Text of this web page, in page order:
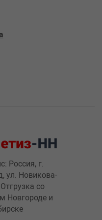
Россия, г.
ул. Новикова-
со
Новгороде и